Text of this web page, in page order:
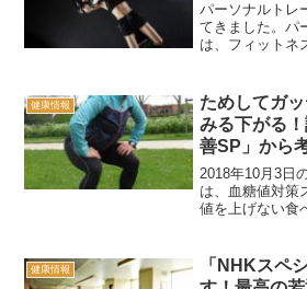
パーソナルトレ
てきました。パ
は、フィットネ
料金を支払って
スンを受ける
で6千円～8千円
リスマトレーナ
もしたりするこ
健康情報
ためしてガ
みる下がる
善SP」から
2018年10月3日
は、血糖値対策
値を上げない食
メニューとかの
健康情報
「NHKスペ